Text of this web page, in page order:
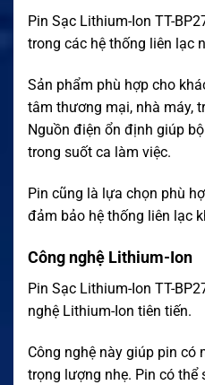
Pin Sạc Lithium-Ion TT-
trong các hệ thống liên lạc
Sản phẩm phù hợp cho
tâm thương mại, nhà máy,
Nguồn điện ổn định giúp
trong suốt ca làm việc.
Pin cũng là lựa chọn phù
đảm bảo hệ thống liên lạc
Công nghệ Lithium-Ion
Pin Sạc Lithium-Ion TT-
nghệ Lithium-Ion tiên tiến.
Công nghệ này giúp pin có
trọng lượng nhẹ. Pin có thể